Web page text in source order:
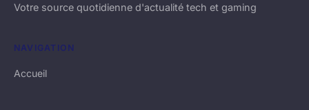
Votre source quotidienne d'actualité tech et gaming
NAVIGATION
Accueil